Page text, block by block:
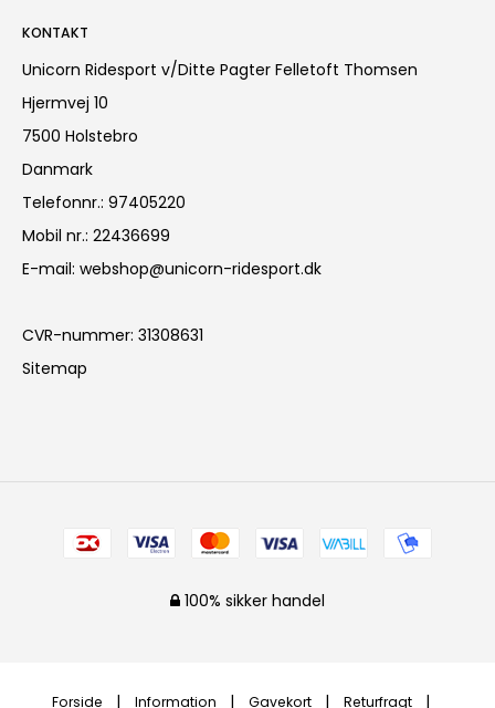
KONTAKT
Unicorn Ridesport v/Ditte Pagter Felletoft Thomsen
Hjermvej 10
7500 Holstebro
Danmark
Telefonnr.: 97405220
Mobil nr.: 22436699
E-mail: webshop@unicorn-ridesport.dk
CVR-nummer: 31308631
Sitemap
100% sikker handel
Forside Information Gavekort Returfragt